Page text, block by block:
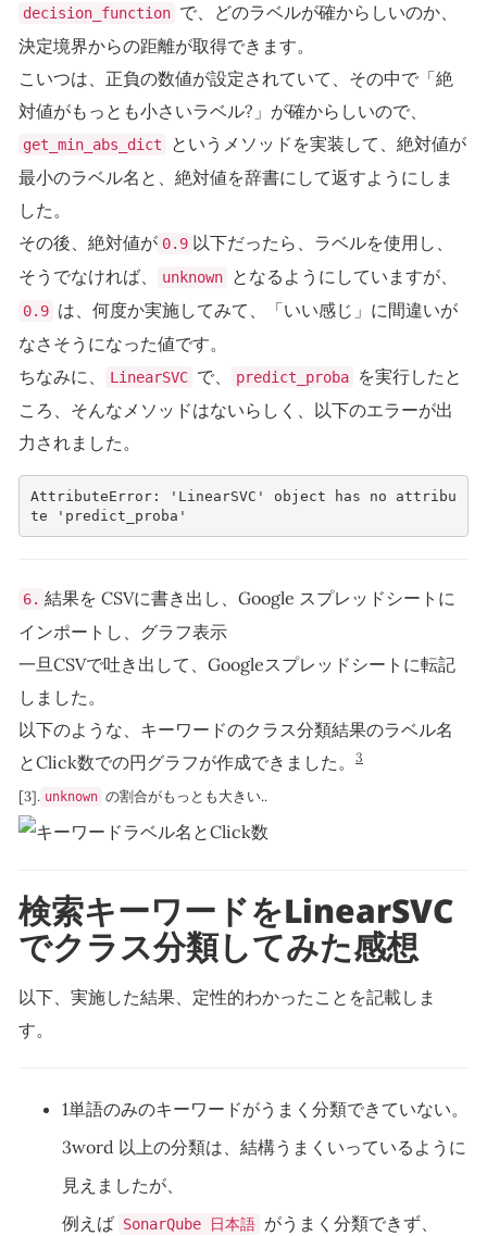
decision_function で、どのラベルが確からしいのか、
決定境界からの距離が取得できます。
こいつは、正負の数値が設定されていて、その中で「絶
対値がもっとも小さいラベル?」が確からしいので、
get_min_abs_dict
というメソッドを実装して、絶対値が
最小のラベル名と、絶対値を辞書にして返すようにしま
した。
その後、絶対値が 0.9 以下だったら、ラベルを使用し、
そうでなければ、
unknown となるようにしていますが、
0.9 は、何度か実施してみて、「いい感じ」に間違いが
なさそうになった値です。
ちなみに、
LinearSVC で、 predict_proba
を実行したと
ころ、そんなメソッドはないらしく、以下のエラーが出
力されました。
AttributeError: 'LinearSVC' object has no attribu
te 'predict_proba'
6. 結果を CSVに書き出し、Google スプレッドシートに
インポートし、グラフ表示
一旦CSVで吐き出して、Googleスプレッドシートに転記
しました。
以下のような、キーワードのクラス分類結果のラベル名
とClick数での円グラフが作成できました。
3
[3]. unknown の割合がもっとも大きい..
検索キーワードをLinearSVC
でクラス分類してみた感想
以下、実施した結果、定性的わかったことを記載しま
す。
1単語のみのキーワードがうまく分類できていない。
3word 以上の分類は、結構うまくいっているように
見えましたが、
例えば SonarQube 日本語 がうまく分類できず、